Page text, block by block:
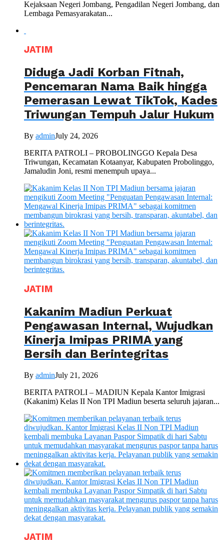
Kejaksaan Negeri Jombang, Pengadilan Negeri Jombang, dan
Lembaga Pemasyarakatan...
JATIM
Diduga Jadi Korban Fitnah,
Pencemaran Nama Baik hingga
Pemerasan Lewat TikTok, Kades
Triwungan Tempuh Jalur Hukum
By adminJuly 24, 2026
BERITA PATROLI – PROBOLINGGO Kepala Desa
Triwungan, Kecamatan Kotaanyar, Kabupaten Probolinggo,
Jamaludin Joni, resmi menempuh upaya...
JATIM
Kakanim Madiun Perkuat
Pengawasan Internal, Wujudkan
Kinerja Imipas PRIMA yang
Bersih dan Berintegritas
By adminJuly 21, 2026
BERITA PATROLI – MADIUN Kepala Kantor Imigrasi
(Kakanim) Kelas II Non TPI Madiun beserta seluruh jajaran...
JATIM